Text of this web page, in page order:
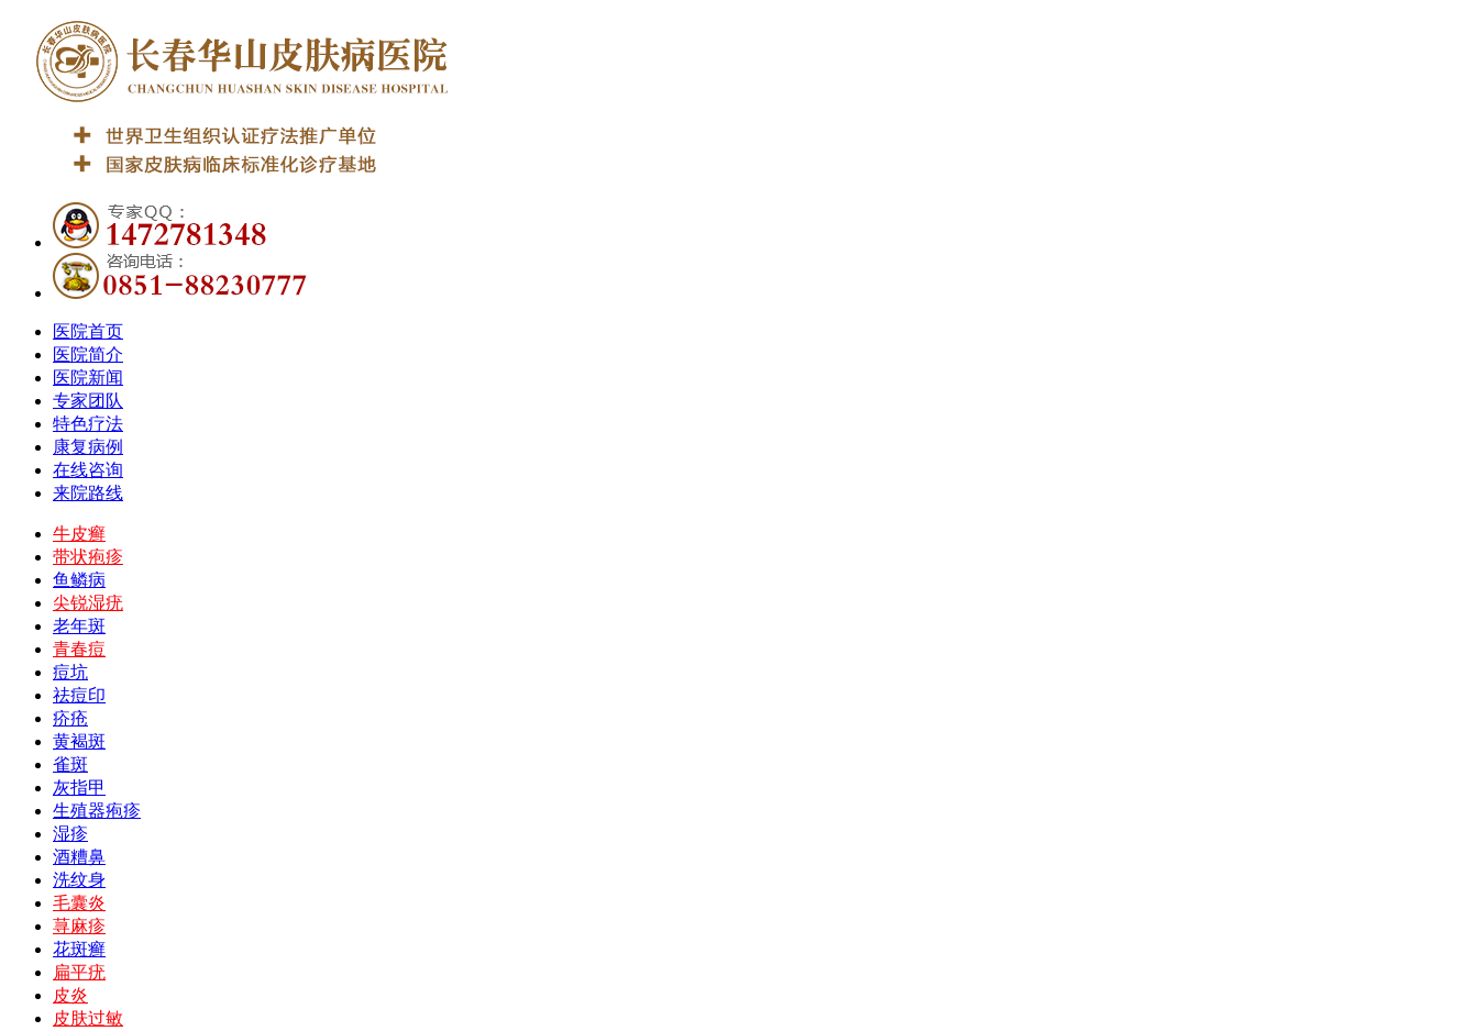
医院首页
医院简介
医院新闻
专家团队
特色疗法
康复病例
在线咨询
来院路线
牛皮癣
带状疱疹
鱼鳞病
尖锐湿疣
老年斑
青春痘
痘坑
祛痘印
疥疮
黄褐斑
雀斑
灰指甲
生殖器疱疹
湿疹
酒糟鼻
洗纹身
毛囊炎
荨麻疹
花斑癣
扁平疣
皮炎
皮肤过敏